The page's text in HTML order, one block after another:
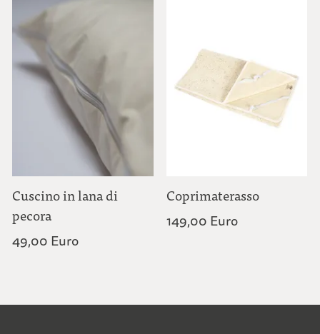
Cuscino in lana di
pecora
49,00 Euro
Coprimaterasso
149,00 Euro